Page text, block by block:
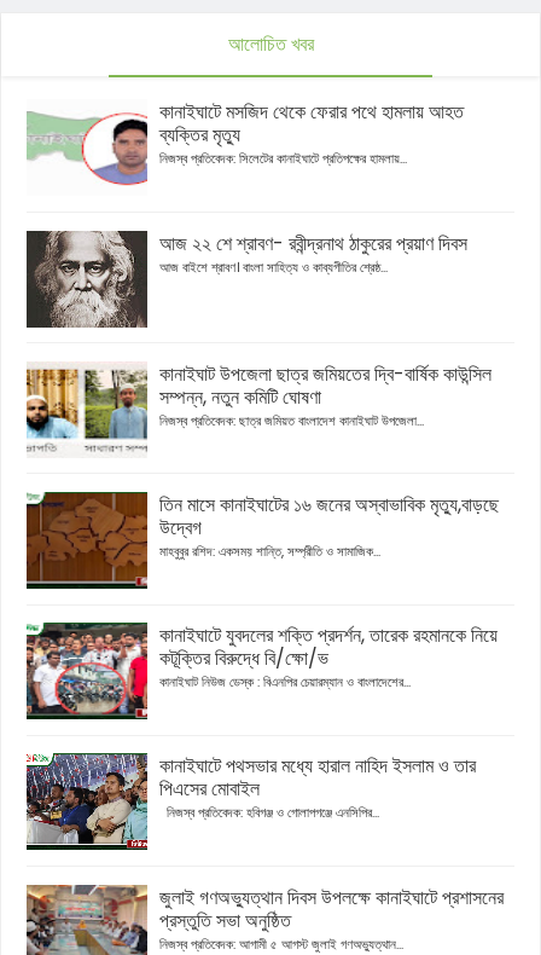
আলোচিত খবর
কানাইঘাটে মসজিদ থেকে ফেরার পথে হামলায় আহত
ব্যক্তির মৃত্যু
নিজস্ব প্রতিবেদক: সিলেটের কানাইঘাটে প্রতিপক্ষের হামলায়...
আজ ২২ শে শ্রাবণ- রবীন্দ্রনাথ ঠাকুরের প্রয়াণ দিবস
আজ বাইশে শ্রাবণ। বাংলা সাহিত্য ও কাব্যগীতির শ্রেষ্ঠ...
কানাইঘাট উপজেলা ছাত্র জমিয়তের দ্বি-বার্ষিক কাউন্সিল
সম্পন্ন, নতুন কমিটি ঘোষণা
নিজস্ব প্রতিবেদক: ছাত্র জমিয়ত বাংলাদেশ কানাইঘাট উপজেলা...
তিন মাসে কানাইঘাটের ১৬ জনের অস্বাভাবিক মৃত্যু,বাড়ছে
উদ্বেগ
মাহবুবুর রশিদ: একসময় শান্তি, সম্প্রীতি ও সামাজিক...
কানাইঘাটে যুবদলের শক্তি প্রদর্শন, তারেক রহমানকে নিয়ে
কটূক্তির বিরুদ্ধে বি/ক্ষো/ভ
কানাইঘাট নিউজ ডেস্ক : বিএনপির চেয়ারম্যান ও বাংলাদেশের...
কানাইঘাটে পথসভার মধ্যে হারাল নাহিদ ইসলাম ও তার
পিএসের মোবাইল
নিজস্ব প্রতিবেদক: হবিগঞ্জ ও গোলাপগঞ্জে এনসিপির...
জুলাই গণঅভ্যুত্থান দিবস উপলক্ষে কানাইঘাটে প্রশাসনের
প্রস্তুতি সভা অনুষ্ঠিত
নিজস্ব প্রতিবেদক: আগামী ৫ আগস্ট জুলাই গণঅভ্যুত্থান...